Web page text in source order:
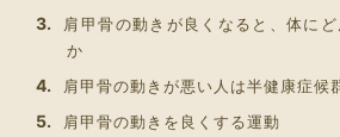
肩甲骨の動きが良くなると、体に
か
肩甲骨の動きが悪い人は半健康症候
肩甲骨の動きを良くする運動